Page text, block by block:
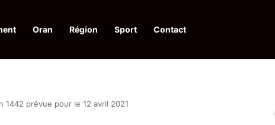
Oran Région Sport Contact
à une action collective
1442 prévue pour le 12 avril 2021